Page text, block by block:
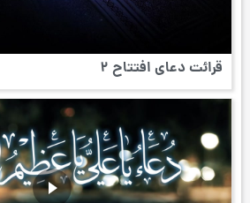
قرائت دعای افتتاح 2